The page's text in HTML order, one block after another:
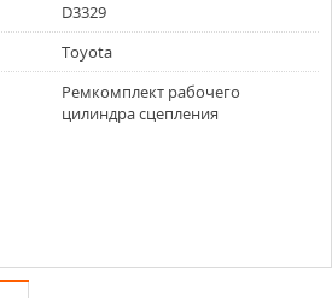
D3329
Toyota
Ремкомплект рабочего
цилиндра сцепления